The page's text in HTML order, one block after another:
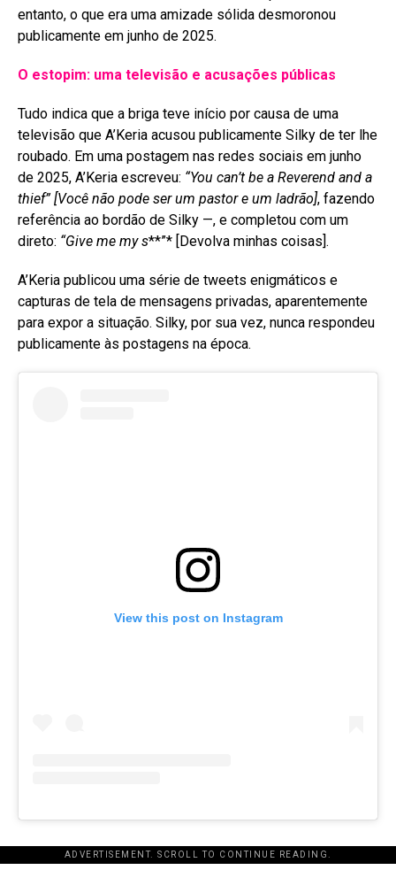
entanto, o que era uma amizade sólida desmoronou
publicamente em junho de 2025.
O estopim: uma televisão e acusações públicas
Tudo indica que a briga teve início por causa de uma
televisão que A’Keria acusou publicamente Silky de ter lhe
roubado. Em uma postagem nas redes sociais em junho
de 2025, A’Keria escreveu: “You can’t be a Reverend and a
thief”[Você não pode ser um pastor e um ladrão], fazendo
referência ao bordão de Silky —, e completou com um
direto: “Give me my s**”* [Devolva minhas coisas].
A’Keria publicou uma série de tweets enigmáticos e
capturas de tela de mensagens privadas, aparentemente
para expor a situação. Silky, por sua vez, nunca respondeu
publicamente às postagens na época.
View this post on Instagram
ADVERTISEMENT. SCROLL TO CONTINUE READING.